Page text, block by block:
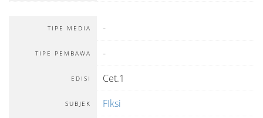
TIPE MEDIA -
TIPE PEMBAWA -
EDISI Cet.1
SUBJEK FIksi